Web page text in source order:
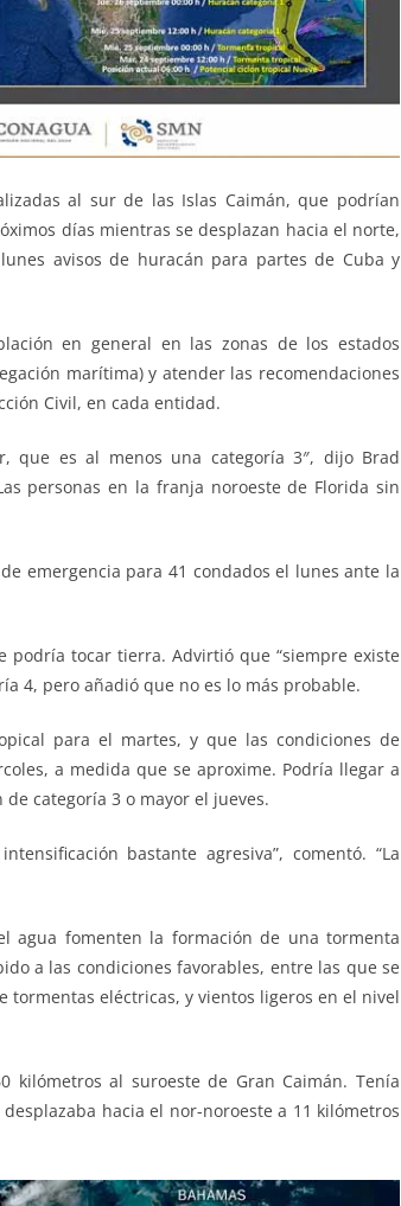
al sur de las Islas Caimán, que podrían
días mientras se desplazan hacia el norte,
avisos de huracán para partes de Cuba y
en general en las zonas de los estados
marítima) y atender las recomendaciones
Civil, en cada entidad.
que es al menos una categoría 3″, dijo Brad
personas en la franja noroeste de Florida sin
emergencia para 41 condados el lunes ante la
tocar tierra. Advirtió que “siempre existe
4, pero añadió que no es lo más probable.
para el martes, y que las condiciones de
a medida que se aproxime. Podría llegar a
categoría 3 o mayor el jueves.
bastante agresiva”, comentó. “La
agua fomenten la formación de una tormenta
a las condiciones favorables, entre las que se
eléctricas, y vientos ligeros en el nivel
al suroeste de Gran Caimán. Tenía
hacia el nor-noroeste a 11 kilómetros